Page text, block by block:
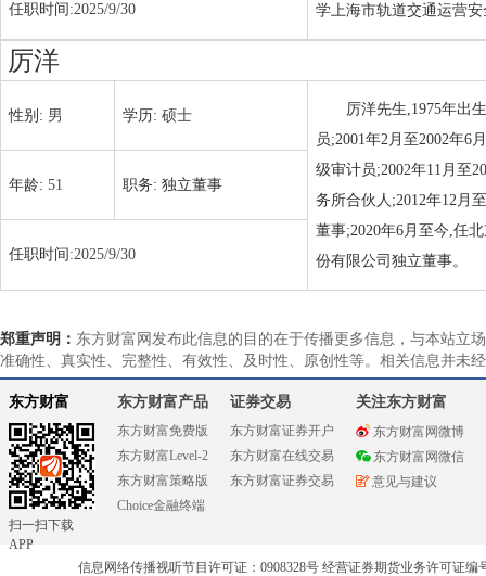
学上海市轨道交通运营
任职时间:2025/9/30
厉洋
性别: 男 学历: 硕士
厉洋先生,1975年出
员;2001年2月至2002年6
级审计员;2002年11月至
务所合伙人;2012年12月
董事;2020年6月至今,任
份有限公司独立董事。
年龄: 51 职务: 独立董事
任职时间:2025/9/30
郑重声明： 东方财富网发布此信息的目的在于传播更多信息，与本站立
准确性、真实性、完整性、有效性、及时性、原创性等。相关信息并未
东方财富
扫一扫下载
APP
东方财富产品
东方财富免费版
东方财富Level-2
东方财富策略版
Choice金融终端
证券交易
东方财富证券开户
东方财富在线交易
东方财富证券交易
关注东方财富
东方财富网微博
东方财富网微信
意见与建议
信息网络传播视听节目许可证：0908328号 经营证券期货业务许可证编